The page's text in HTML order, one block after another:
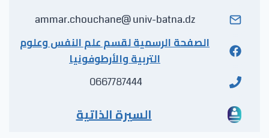
ammar.chouchane@ univ-batna.dz
الصفحة الرسمية لقسم علم النفس وعلوم
التربية والأرطوفونيا
0667787444
السيرة الذاتية